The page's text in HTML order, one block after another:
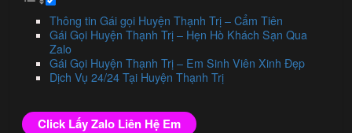
Thông tin Gái gọi Huyện Thạnh Trị – Cẩm Tiên
Gái Gọi Huyện Thạnh Trị – Hẹn Hò Khách Sạn Qua
Zalo
Gái Gọi Huyện Thạnh Trị – Em Sinh Viên Xinh Đẹp
Dịch Vụ 24/24 Tại Huyện Thạnh Trị
Click Lấy Zalo Liên Hệ Em